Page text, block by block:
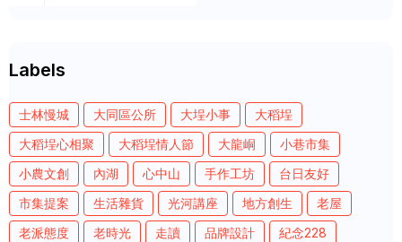
Labels
士林慢城 大同區公所 大埕小事
大稻埕
大稻埕心相聚
大稻埕情人節 大龍峒
小巷市集
小農文創
內湖 心中山 手作工坊
台日友好
市集提案
生活雜貨 光河講座 地方創生
老屋
老派態度
老時光 走讀 品牌設計
紀念228